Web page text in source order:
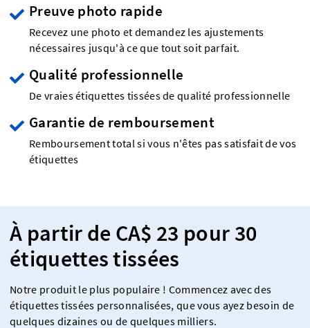
Preuve photo rapide
Recevez une photo et demandez les ajustements
nécessaires jusqu'à ce que tout soit parfait.
Qualité professionnelle
De vraies étiquettes tissées de qualité professionnelle
Garantie de remboursement
Remboursement total si vous n'êtes pas satisfait de vos
étiquettes
À partir de CA$ 23 pour 30
étiquettes tissées
Notre produit le plus populaire ! Commencez avec des
étiquettes tissées personnalisées, que vous ayez besoin de
quelques dizaines ou de quelques milliers.